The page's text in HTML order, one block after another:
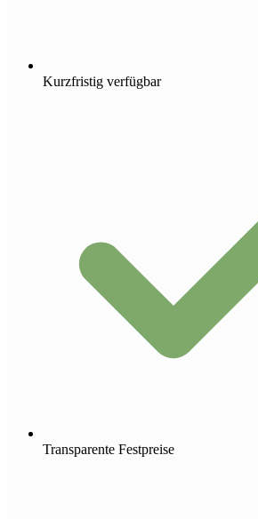
Kurzfristig verfügbar
Transparente Festpreise